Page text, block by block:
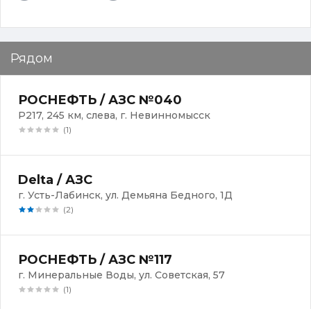
Рядом
РОСНЕФТЬ / АЗС №040
Р217, 245 км, слева, г. Невинномысск
(1)
Delta / АЗС
г. Усть-Лабинск, ул. Демьяна Бедного, 1Д
(2)
РОСНЕФТЬ / АЗС №117
г. Минеральные Воды, ул. Советская, 57
(1)